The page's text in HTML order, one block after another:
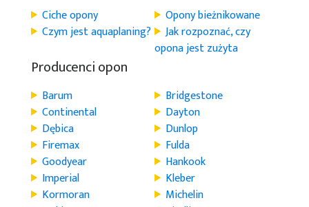
Ciche opony
Opony bieżnikowane
Czym jest aquaplaning?
Jak rozpoznać, czy
opona jest zużyta
Producenci opon
Barum
Bridgestone
Continental
Dayton
Dębica
Dunlop
Firemax
Fulda
Goodyear
Hankook
Imperial
Kleber
Kormoran
Michelin